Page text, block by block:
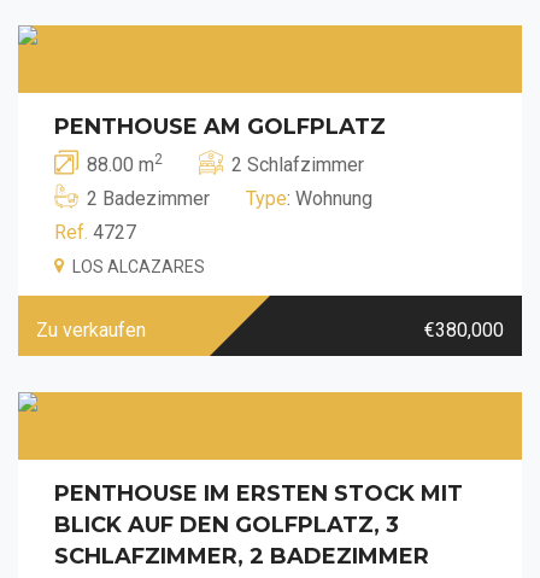
PENTHOUSE AM GOLFPLATZ
88.00 m2
2 Schlafzimmer
2 Badezimmer
Type: Wohnung
Ref. 4727
LOS ALCAZARES
Zu verkaufen €380,000
PENTHOUSE IM ERSTEN STOCK MIT
BLICK AUF DEN GOLFPLATZ, 3
SCHLAFZIMMER, 2 BADEZIMMER